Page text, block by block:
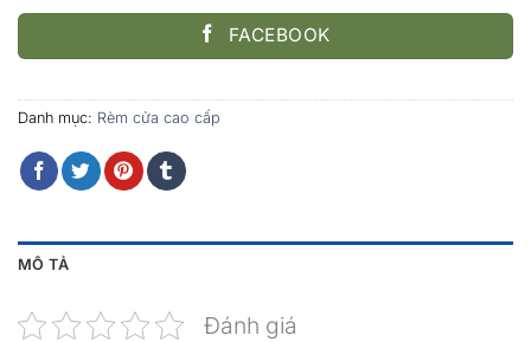
FACEBOOK
Danh mục: Rèm cửa cao cấp
MÔ TẢ
Đánh giá